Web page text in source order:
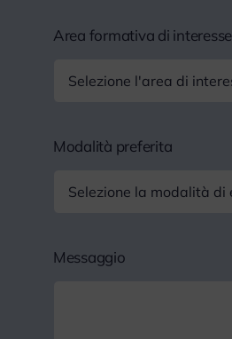
Area formativa di interesse
Modalità preferita
Messaggio